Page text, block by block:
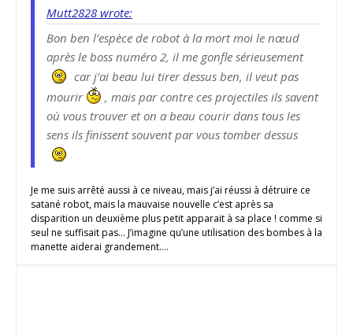
Mutt2828 wrote:
Bon ben l’espèce de robot à la mort moi le nœud
après le boss numéro 2, il me gonfle sérieusement
car j’ai beau lui tirer dessus ben, il veut pas
mourir
, mais par contre ces projectiles ils savent
où vous trouver et on a beau courir dans tous les
sens ils finissent souvent par vous tomber dessus
Je me suis arrêté aussi à ce niveau, mais j’ai réussi à détruire ce
satané robot, mais la mauvaise nouvelle c’est après sa
disparition un deuxième plus petit apparait à sa place ! comme si
seul ne suffisait pas… J’imagine qu’une utilisation des bombes à la
manette aiderai grandement….